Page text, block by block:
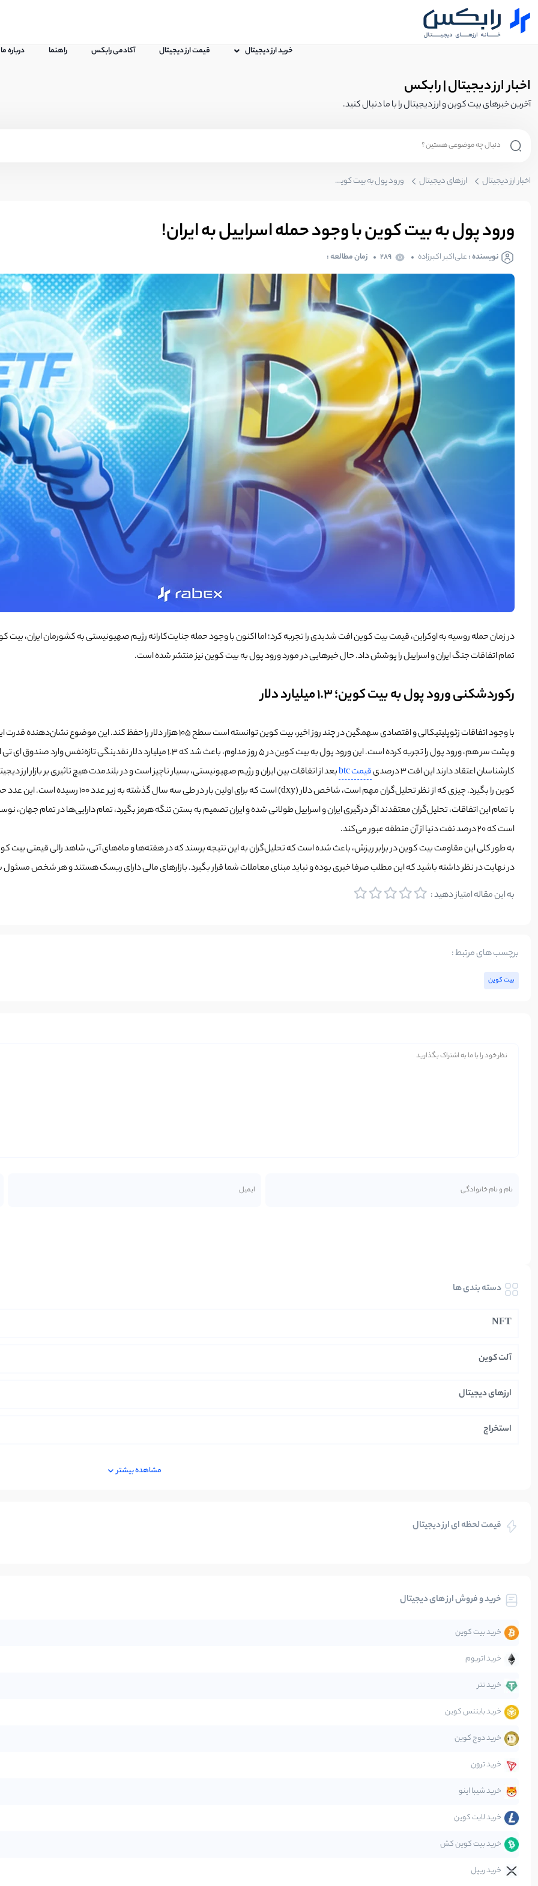
خرید ارز دیجیتال قیمت ارز دیجیتال آکادمی رابکس راهنما درباره ما
اخبار ارز دیجیتال | رابکس
آخرین خبرهای بیت کوین و ارز دیجیتال را با ما دنبال کنید.
اخبار ارز دیجیتال ارزهای دیجیتال ورود پول به بیت کوین با وجود حمله اسراییل به ایران!
ورود پول به بیت کوین با وجود حمله اسراییل به ایران!
نویسنده :علی‌اکبر اکبرزاده 289 زمان مطالعه :
در زمان حمله روسیه به اوکراین، قیمت بیت کوین افت شدیدی را تجربه کرد؛ اما اکنون با وجود حمله جنایت‌کارانه رژیم صهیونیستی به کشورمان ایران،
تمام اتفاقات جنگ ایران و اسراییل را پوشش داد. حال خبرهایی در مورد ورود پول به بیت کوین نیز منتشر شده است.
رکوردشکنی ورود پول به بیت کوین؛ 1.3 میلیارد دلار
و پشت سر هم، ورود پول را تجربه کرده است. این ورود پول به بیت کوین در 5 روز مداوم، باعث شد که 1.3 میلیارد دلار نقدینگی تازه‌نفس وارد صندوق ای تی اف بیت کوین شود.
کارشناسان اعتقاد دارند این افت 3 درصدی
قیمت btc
بعد از اتفاقات بین ایران و رژیم صهیونیستی، بسیار ناچیز است و در بلندمدت هیچ تاثیری بر بازار
کوین را بگیرد. چیزی که از نظر تحلیل‌گران مهم است، شاخص دلار (dxy) است که برای اولین بار در طی سه سال گذشته به زیر عدد 100 رسیده است. این عدد حمایت بسیار قدرتمندی بود و نشان از افت قدرت دلار در دنیا دارد.
با تمام این اتفاقات، تحلیل‌گران معتقدند اگر درگیری ایران و اسراییل طولانی شده و ایران تصمیم به بستن تنگه هرمز بگیرد، تمام دارایی‌ها در تمام
است که 20 درصد نفت دنیا از آن منطقه عبور می‌کند.
به طور کلی این مقاومت بیت کوین در برابر ریزش، باعث شده است که تحلیل‌گران به این نتیجه برسند که در هفته‌ها و ماه‌های آتی، شاهد رالی قیمتی بیت
در نهایت در نظر داشته باشید که این مطلب صرفا خبری بوده و نباید مبنای معاملات شما قرار بگیرد. بازارهای مالی دارای ریسک هستند و هر شخص
به این مقاله امتیاز دهید :
برچسب های مرتبط :
بیت کوین
دسته بندی ها
NFT
آلت کوین
ارزهای دیجیتال
استخراج
بلاکچین
تحلیل
جهان
دیفای
صرافی‌ها
قانون‌گذاری
متاورس
مشاهده بیشتر
قیمت لحظه ای ارز دیجیتال
خرید و فروش ارز های دیجیتال
خرید بیت کوین
خرید اتریوم
خرید تتر
خرید بایننس کوین
خرید دوج کوین
خرید ترون
خرید شیبا اینو
خرید لایت کوین
خرید بیت کوین کش
خرید ریپل